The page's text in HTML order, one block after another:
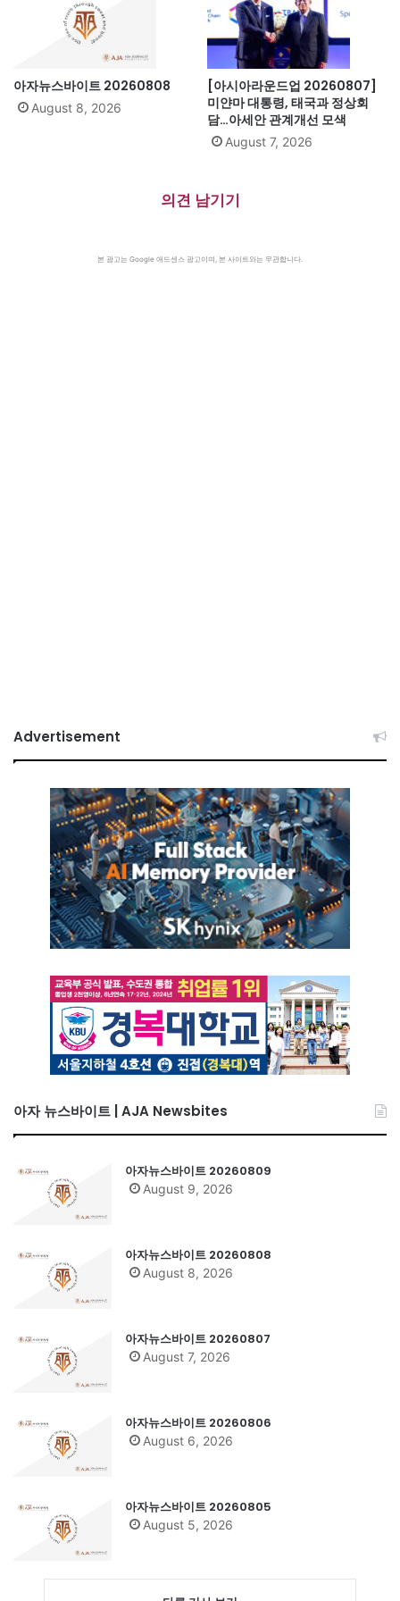
아자뉴스바이트 20260808
August 8, 2026
[아시아라운드업 20260807]
미얀마 대통령, 태국과 정상회
담…아세안 관계개선 모색
August 7, 2026
의견 남기기
본 광고는 Google 애드센스 광고이며, 본 사이트와는 무관합니다.
Advertisement
아자 뉴스바이트 | AJA Newsbites
아자뉴스바이트 20260809
August 9, 2026
아자뉴스바이트 20260808
August 8, 2026
아자뉴스바이트 20260807
August 7, 2026
아자뉴스바이트 20260806
August 6, 2026
아자뉴스바이트 20260805
August 5, 2026